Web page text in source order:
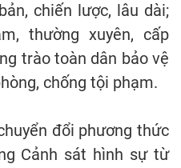
chiến lược, lâu dài;
thường xuyên, cấp
trào toàn dân bảo vệ
chống tội phạm.
đổi phương thức
Cảnh sát hình sự từ